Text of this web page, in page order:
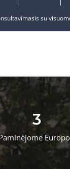
su
3